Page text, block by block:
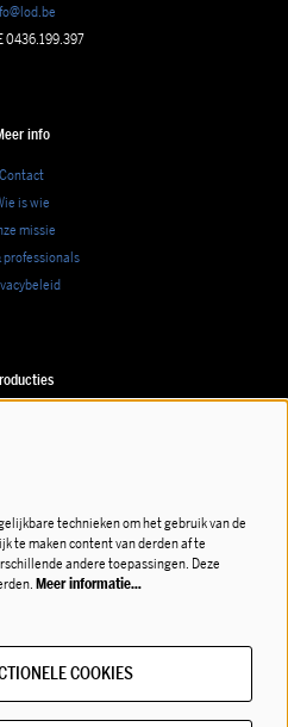
0436.199.397
info
Contact
is wie
missie
professionals
ons
de nieuwsbrief!
technieken om het gebruik van de
te maken content van derden af te
andere toepassingen. Deze
Meer informatie…
COOKIES